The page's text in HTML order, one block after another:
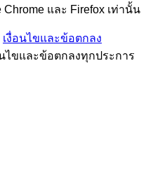
และ Firefox เท่านั้น
เงื่อนไขและข้อตกลง
ไขและข้อตกลงทุกประการ